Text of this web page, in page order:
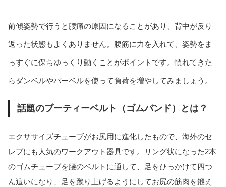
前傾姿勢で行うと腰痛の原因になることがあり、背中が反り
返った状態もよくありません。腹筋に力を入れて、姿勢をま
っすぐに保ちゆっくり動くことがポイントです。慣れてきた
らダンベルやバーベルを使って負荷を増やしてみましょう。
話題のブーティーベルト（ゴムバンド）とは？
エクササイズチューブがお尻用に進化したもので、海外のセ
レブにも人気のワークアウト器具です。リング状になった2本
のゴムチューブを腰のベルトに通して、足をひっかけて四つ
ん這いになり、足を蹴り上げるようにしてお尻の筋肉を鍛え